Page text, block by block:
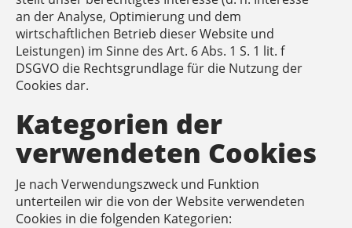
an der Analyse, Optimierung und dem
wirtschaftlichen Betrieb dieser Website und
Leistungen) im Sinne des Art. 6 Abs. 1 S. 1 lit. f
DSGVO die Rechtsgrundlage für die Nutzung der
Cookies dar.
Kategorien der
verwendeten Cookies
Je nach Verwendungszweck und Funktion
unterteilen wir die von der Website verwendeten
Cookies in die folgenden Kategorien: